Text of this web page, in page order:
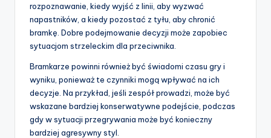
rozpoznawanie, kiedy wyjść z linii, aby wyzwać
napastników, a kiedy pozostać z tyłu, aby chronić
bramkę. Dobre podejmowanie decyzji może zapobiec
sytuacjom strzeleckim dla przeciwnika.
Bramkarze powinni również być świadomi czasu gry i
wyniku, ponieważ te czynniki mogą wpływać na ich
decyzje. Na przykład, jeśli zespół prowadzi, może być
wskazane bardziej konserwatywne podejście, podczas
gdy w sytuacji przegrywania może być konieczny
bardziej agresywny styl.